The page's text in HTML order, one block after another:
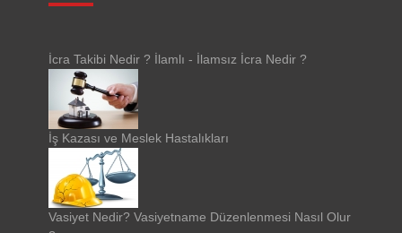
İcra Takibi Nedir ? İlamlı - İlamsız İcra Nedir ?
İş Kazası ve Meslek Hastalıkları
Vasiyet Nedir? Vasiyetname Düzenlenmesi Nasıl Olur